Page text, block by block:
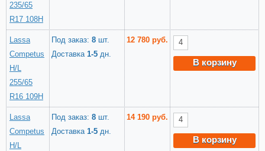
235/65
R17 108H
Lassa
Competus
H/L
255/65
R16 109H
Под заказ: 8 шт.
Доставка 1-5 дн.
12 780 руб.
В корзину
Lassa
Competus
H/L
Под заказ: 8 шт.
Доставка 1-5 дн.
14 190 руб.
В корзину